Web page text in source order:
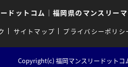
ドットコム ｜ 福岡県のマンスリー
サイトマップ プライバシーポリシ
Copyright(c) 福岡マンスリードット